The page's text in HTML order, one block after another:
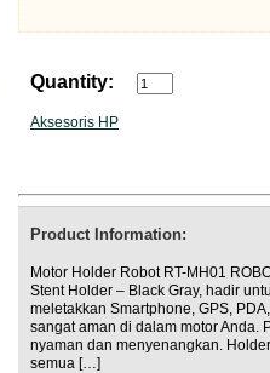
Quantity:
Aksesoris HP
Product Information:
Motor Holder Robot RT-MH01
Stent Holder – Black Gray, hadir
meletakkan Smartphone, GPS,
sangat aman di dalam motor Anda.
nyaman dan menyenangkan.
semua […]